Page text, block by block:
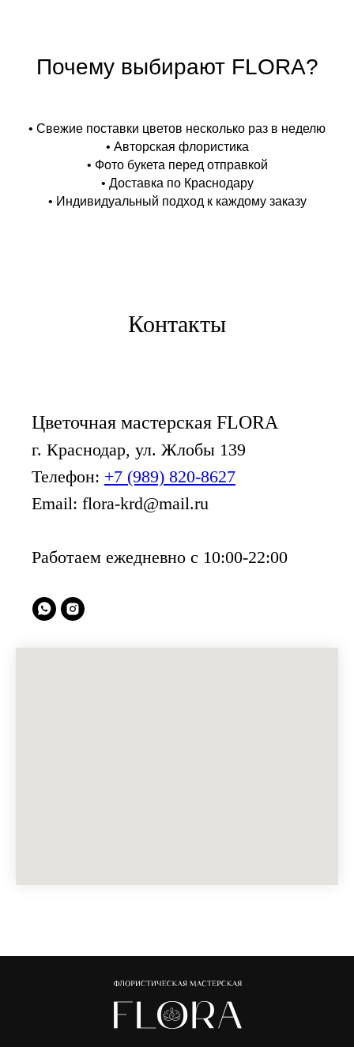
Почему выбирают FLORA?
• Свежие поставки цветов несколько раз в неделю
• Авторская флористика
• Фото букета перед отправкой
• Доставка по Краснодару
• Индивидуальный подход к каждому заказу
Контакты
Цветочная мастерская FLORA
г. Краснодар, ул. Жлобы 139
Телефон: +7 (989) 820-8627
Email: flora-krd@mail.ru
Работаем ежедневно с 10:00-22:00